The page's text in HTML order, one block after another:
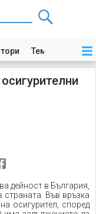
Теми Закони
дейност в България,
Във връзка
осигурител, според